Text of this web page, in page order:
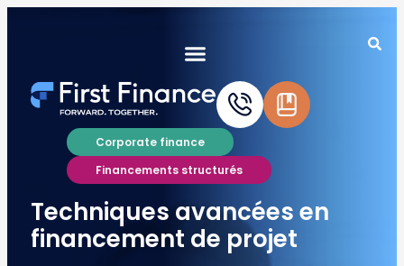
Corporate finance
Financements structurés
Techniques avancées en
financement de projet